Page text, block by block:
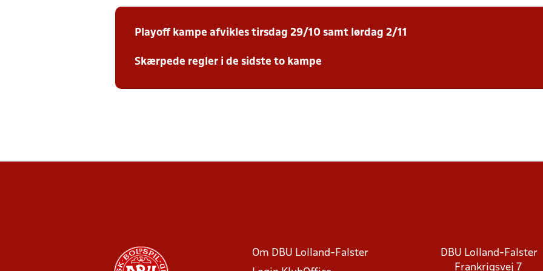
Playoff kampe afvikles tirsdag 29/10 samt lørdag 2/11
Skærpede regler i de sidste to kampe
Om DBU Lolland-Falster
DBU Lolland-Falster
Frankrigsvej 7